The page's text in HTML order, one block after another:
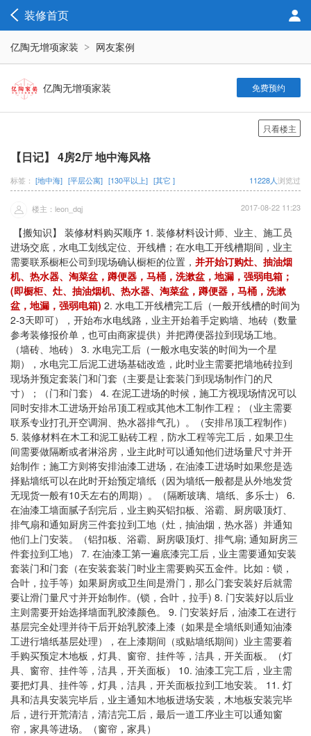
装修首页
亿陶无增项家装 网友案例
亿陶无增项家装 免费预约
只看楼主
【日记】 4房2厅 地中海风格
标签： [地中海] [平层公寓] [130平以上] [其它 ] 11228人浏览过
楼主：leon_dqj 2017-08-22 11:23
【搬知识】 装修材料购买顺序 1. 装修材料设计师、业主、施工员
进场交底，水电工划线定位、开线槽；在水电工开线槽期间，业主
需要联系橱柜公司到现场确认橱柜的位置， 并开始订购灶、抽油烟
机、热水器、淘菜盆，蹲便器，马桶，洗漱盆，地漏，强弱电箱；
(即橱柜、灶、抽油烟机、热水器、淘菜盆，蹲便器，马桶，洗漱
盆，地漏，强弱电箱) 2. 水电工开线槽完工后（一般开线槽的时间为
2-3天即可），开始布水电线路，业主开始着手定购墙、地砖（数量
参考装修报价单，也可由商家提供）并把蹲便器拉到现场工地。
（墙砖、地砖） 3. 水电完工后（一般水电安装的时间为一个星
期），水电完工后泥工进场基础改造，此时业主需要把墙地砖拉到
现场并预定套装门和门套（主要是让套装门到现场制作门的尺
寸）；（门和门套） 4. 在泥工进场的时候，施工方视现场情况可以
同时安排木工进场开始吊顶工程或其他木工制作工程；（业主需要
联系专业打孔开空调洞、热水器排气孔）。（安排吊顶工程制作）
5. 装修材料在木工和泥工贴砖工程，防水工程等完工后，如果卫生
间需要做隔断或者淋浴房，业主此时可以通知他们进场量尺寸并开
始制作；施工方则将安排油漆工进场，在油漆工进场时如果您是选
择贴墙纸可以在此时开始预定墙纸（因为墙纸一般都是从外地发货
无现货一般有10天左右的周期）。（隔断玻璃、墙纸、多乐士） 6.
在油漆工墙面腻子刮完后，业主购买铝扣板、浴霸、厨房吸顶灯、
排气扇和通知厨房三件套拉到工地（灶，抽油烟，热水器）并通知
他们上门安装。（铝扣板、浴霸、厨房吸顶灯、排气扇; 通知厨房三
件套拉到工地） 7. 在油漆工第一遍底漆完工后，业主需要通知安装
套装门和门套（在安装套装门时业主需要购买五金件。比如：锁，
合叶，拉手等）如果厨房或卫生间是滑门，那么门套安装好后就需
要让滑门量尺寸并开始制作。(锁，合叶，拉手) 8. 门安装好以后业
主则需要开始选择墙面乳胶漆颜色。 9. 门安装好后，油漆工在进行
基层完全处理并待干后开始乳胶漆上漆（如果是全墙纸则通知油漆
工进行墙纸基层处理），在上漆期间（或贴墙纸期间）业主需要着
手购买预定木地板，灯具、窗帘、挂件等，洁具，开关面板。（灯
具、窗帘、挂件等，洁具，开关面板） 10. 油漆工完工后，业主需
要把灯具、挂件等，灯具，洁具，开关面板拉到工地安装。 11. 灯
具和洁具安装完毕后，业主通知木地板进场安装，木地板安装完毕
后，进行开荒清洁，清洁完工后，最后一道工序业主可以通知窗
帘，家具等进场。（窗帘，家具）